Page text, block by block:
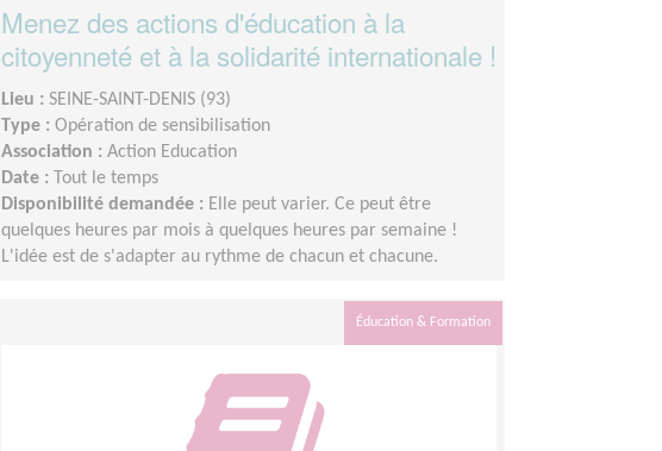
Menez des actions d'éducation à la
citoyenneté et à la solidarité internationale !
Lieu : SEINE-SAINT-DENIS (93)
Type : Opération de sensibilisation
Association : Action Education
Date :
Tout le temps
Disponibilité demandée : Elle peut varier. Ce peut être
quelques heures par mois à quelques heures par semaine !
L'idée est de s'adapter au rythme de chacun et chacune.
Éducation & Formation